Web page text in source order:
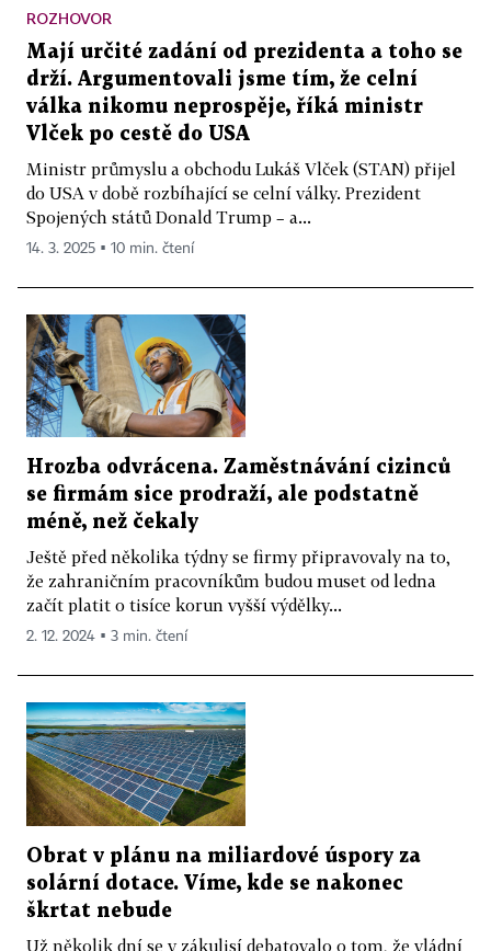
ROZHOVOR
Mají určité zadání od prezidenta a toho se
drží. Argumentovali jsme tím, že celní
válka nikomu neprospěje, říká ministr
Vlček po cestě do USA
Ministr průmyslu a obchodu Lukáš Vlček (STAN) přijel
do USA v době rozbíhající se celní války. Prezident
Spojených států Donald Trump – a...
14. 3. 2025 ▪ 10 min. čtení
Hrozba odvrácena. Zaměstnávání cizinců
se firmám sice prodraží, ale podstatně
méně, než čekaly
Ještě před několika týdny se firmy připravovaly na to,
že zahraničním pracovníkům budou muset od ledna
začít platit o tisíce korun vyšší výdělky...
2. 12. 2024 ▪ 3 min. čtení
Obrat v plánu na miliardové úspory za
solární dotace. Víme, kde se nakonec
škrtat nebude
Už několik dní se v zákulisí debatovalo o tom, že vládní